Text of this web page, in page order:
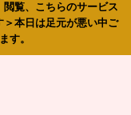
覧、こちらのサービス
＞本日は足元が悪い中ご
す。